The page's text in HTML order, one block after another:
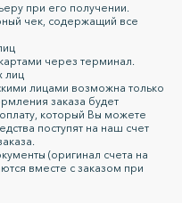
при его получении.
чек, содержащий все
через терминал.
лиц
лицами возможна только
заказа будет
который Вы можете
поступят на наш счет
(оригинал счета на
вместе с заказом при